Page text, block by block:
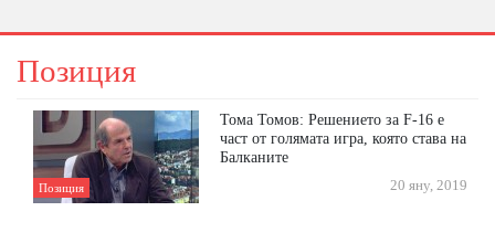
Позиция
Позиция
Тома Томов: Решението за F-16 е
част от голямата игра, която става на
Балканите
20 яну, 2019